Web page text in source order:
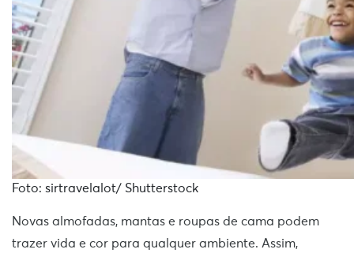
Foto: sirtravelalot/ Shutterstock
Novas almofadas, mantas e roupas de cama podem
trazer vida e cor para qualquer ambiente. Assim,